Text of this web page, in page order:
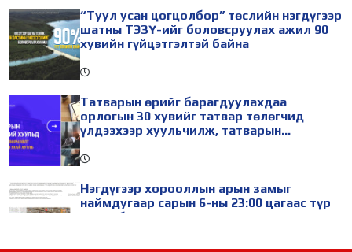
“Туул усан цогцолбор” төслийн нэгдүгээр
шатны ТЭЗҮ-ийг боловсруулах ажил 90
хувийн гүйцэтгэлтэй байна
Татварын өрийг барагдуулахдаа
орлогын 30 хувийг татвар төлөгчид
үлдээхээр хуульчилж, татварын
болгон сунгажээ
Нэгдүгээр хорооллын арын замыг
наймдугаар сарын 6-ны 23:00 цагаас түр
хааж, борооны ус зайлуулах шугамын